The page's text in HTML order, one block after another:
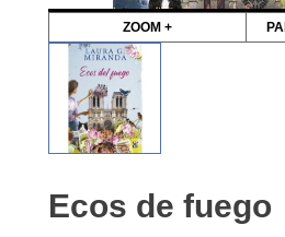
ZOOM +
Ecos de fuego